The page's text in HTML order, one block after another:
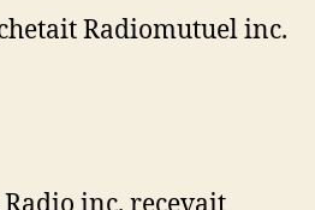
Radiomutuel inc.